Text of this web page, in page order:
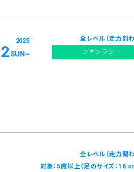
2025
SUN ~
全レベル（走力問わ
ファンラン
全レベル（走力問わ
対象：5歳以上（足のサイズ：16